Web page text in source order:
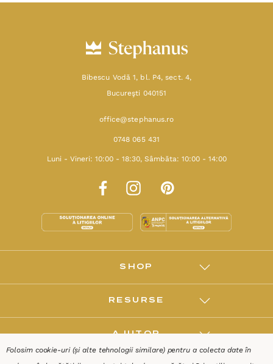
Bibescu Vodă 1, bl. P4, sect. 4,
Bucureşti 040151
office@stephanus.ro
0748 065 431
Luni - Vineri: 10:00 - 18:30, Sâmbăta: 10:00 - 14:00
SHOP
RESURSE
AJUTOR
Folosim cookie-uri (și alte tehnologii similare) pentru a colecta date în